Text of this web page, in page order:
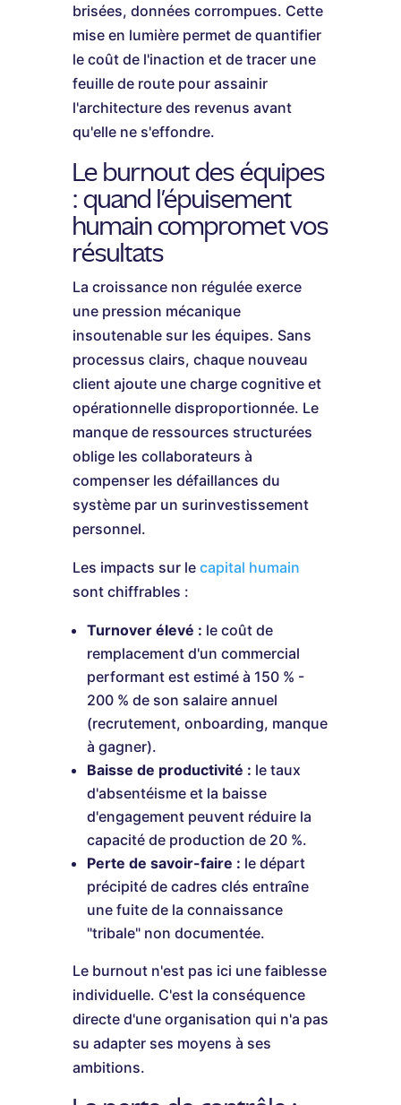
brisées, données corrompues. Cette
mise en lumière permet de quantifier
le coût de l'inaction et de tracer une
feuille de route pour assainir
l'architecture des revenus avant
qu'elle ne s'effondre.
Le burnout des équipes
: quand l'épuisement
humain compromet vos
résultats
La croissance non régulée exerce
une pression mécanique
insoutenable sur les équipes. Sans
processus clairs, chaque nouveau
client ajoute une charge cognitive et
opérationnelle disproportionnée. Le
manque de ressources structurées
oblige les collaborateurs à
compenser les défaillances du
système par un surinvestissement
personnel.
Les impacts sur le capital humain
sont chiffrables :
Turnover élevé : le coût de
remplacement d'un commercial
performant est estimé à 150 % -
200 % de son salaire annuel
(recrutement, onboarding, manque
à gagner).
Baisse de productivité : le taux
d'absentéisme et la baisse
d'engagement peuvent réduire la
capacité de production de 20 %.
Perte de savoir-faire : le départ
précipité de cadres clés entraîne
une fuite de la connaissance
"tribale" non documentée.
Le burnout n'est pas ici une faiblesse
individuelle. C'est la conséquence
directe d'une organisation qui n'a pas
su adapter ses moyens à ses
ambitions.